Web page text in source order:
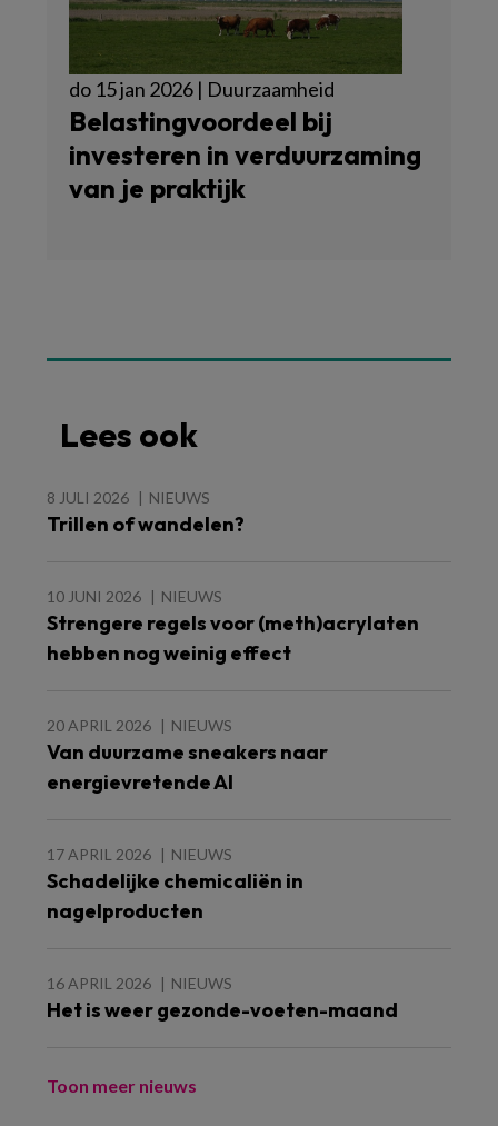
do 15 jan 2026 | Duurzaamheid
Belastingvoordeel bij
investeren in verduurzaming
van je praktijk
Lees ook
8 JULI 2026 NIEUWS
Trillen of wandelen?
10 JUNI 2026 NIEUWS
Strengere regels voor (meth)acrylaten
hebben nog weinig effect
20 APRIL 2026 NIEUWS
Van duurzame sneakers naar
energievretende AI
17 APRIL 2026 NIEUWS
Schadelijke chemicaliën in
nagelproducten
16 APRIL 2026 NIEUWS
Het is weer gezonde-voeten-maand
Toon meer nieuws